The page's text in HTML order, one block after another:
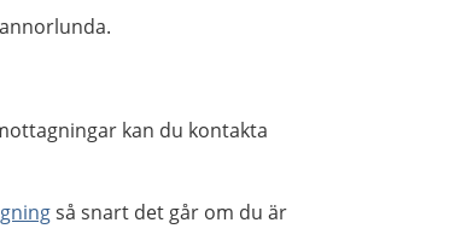
kan du kontakta
så snart det går om du är